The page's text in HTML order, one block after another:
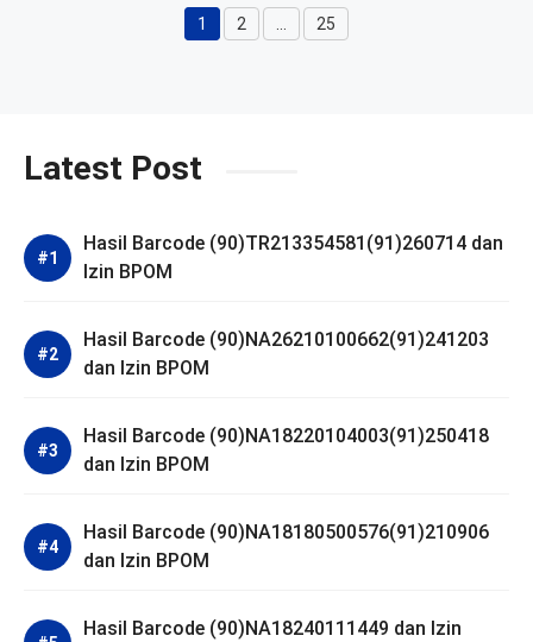
Halaman
1 Halaman
2 … Halaman
25
Latest Post
Hasil Barcode (90)TR213354581(91)260714 dan
Izin BPOM
Hasil Barcode (90)NA26210100662(91)241203
dan Izin BPOM
Hasil Barcode (90)NA18220104003(91)250418
dan Izin BPOM
Hasil Barcode (90)NA18180500576(91)210906
dan Izin BPOM
Hasil Barcode (90)NA18240111449 dan Izin